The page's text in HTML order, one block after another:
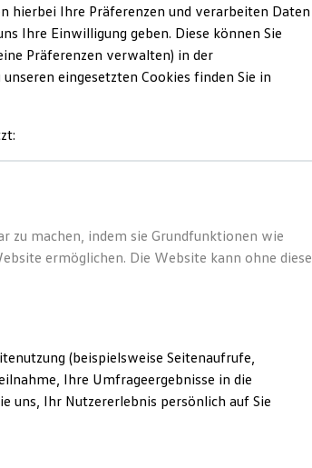
)
hierbei Ihre Präferenzen und verarbeiten Daten
Ihre Einwilligung geben. Diese können Sie
Präferenzen verwalten) in der
eingesetzten Cookies finden Sie in
zu machen, indem sie Grundfunktionen wie
ermöglichen. Die Website kann ohne diese
(beispielsweise Seitenaufrufe,
Ihre Umfrageergebnisse in die
uns, Ihr Nutzererlebnis persönlich auf Sie